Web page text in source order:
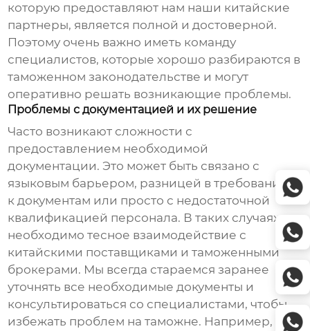
которую предоставляют нам наши китайские
партнеры, является полной и достоверной.
Поэтому очень важно иметь команду
специалистов, которые хорошо разбираются в
таможенном законодательстве и могут
оперативно решать возникающие проблемы.
Проблемы с документацией и их решение
Часто возникают сложности с
предоставлением необходимой
документации. Это может быть связано с
языковым барьером, разницей в требованиях
к документам или просто с недостаточной
квалификацией персонала. В таких случаях
необходимо тесное взаимодействие с
китайскими поставщиками и таможенными
брокерами. Мы всегда стараемся заранее
уточнять все необходимые документы и
консультироваться со специалистами, чтобы
избежать проблем на таможне. Например,